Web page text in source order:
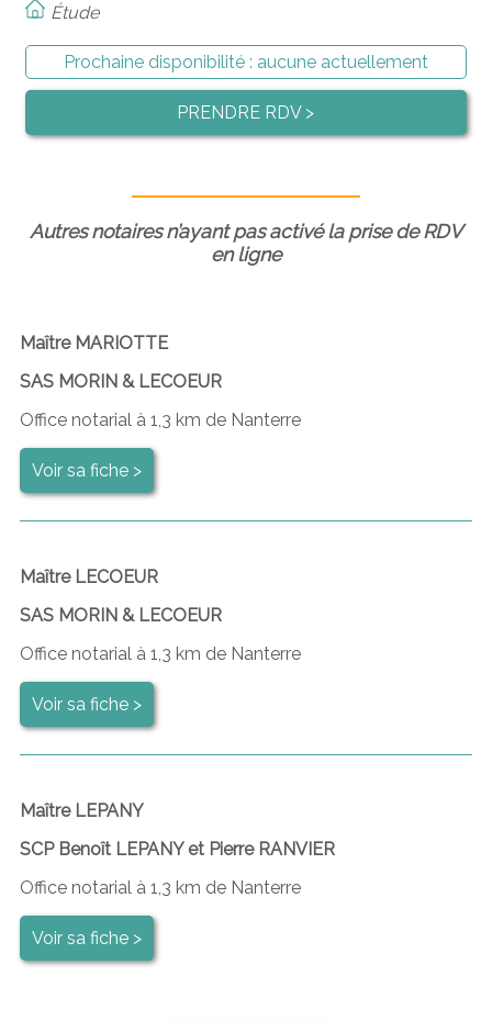
Étude
Prochaine disponibilité : aucune actuellement
PRENDRE RDV >
Autres notaires n’ayant pas activé la prise de RDV
en ligne
Maître MARIOTTE
SAS MORIN & LECOEUR
Office notarial à 1,3 km de Nanterre
Voir sa fiche >
Maître LECOEUR
SAS MORIN & LECOEUR
Office notarial à 1,3 km de Nanterre
Voir sa fiche >
Maître LEPANY
SCP Benoît LEPANY et Pierre RANVIER
Office notarial à 1,3 km de Nanterre
Voir sa fiche >